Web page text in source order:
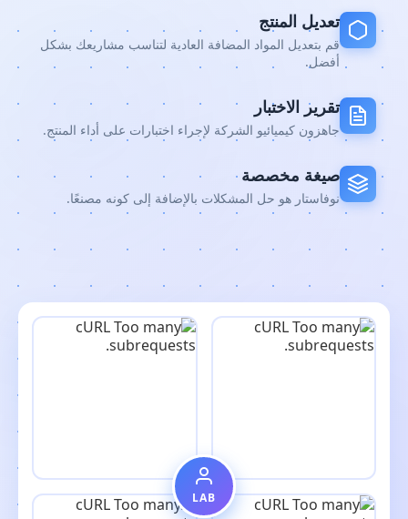
تعديل المنتج
قم بتعديل المواد المضافة العادية لتناسب مشاريعك بشكل
أفضل.
تقرير الاختبار
جاهزون كيميائيو الشركة لإجراء اختبارات على أداء المنتج.
صيغة مخصصة
نوفاستار هو حل المشكلات بالإضافة إلى كونه مصنعًا.
LAB